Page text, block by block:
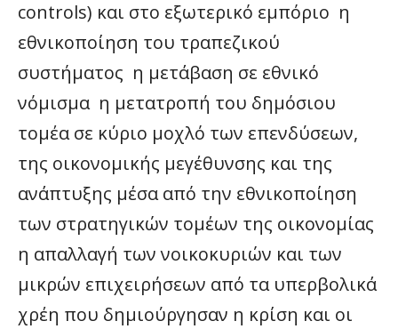
controls) και στο εξωτερικό εμπόριο η
εθνικοποίηση του τραπεζικού
συστήματος η μετάβαση σε εθνικό
νόμισμα η μετατροπή του δημόσιου
τομέα σε κύριο μοχλό των επενδύσεων,
της οικονομικής μεγέθυνσης και της
ανάπτυξης μέσα από την εθνικοποίηση
των στρατηγικών τομέων της οικονομίας
η απαλλαγή των νοικοκυριών και των
μικρών επιχειρήσεων από τα υπερβολικά
χρέη που δημιούργησαν η κρίση και οι